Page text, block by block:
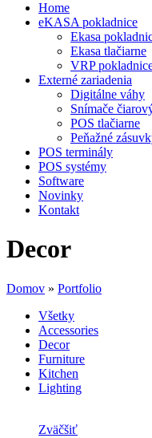
Home
eKASA pokladnice
Ekasa
Ekasa tlačiarne
VRP
Externé zariadenia
Digitálne váhy
Snímače
POS tlačiarne
Peňažné
POS terminály
POS systémy
Software
Novinky
Kontakt
Decor
Domov » Portfolio
Všetky
Accessories
Decor
Furniture
Kitchen
Lighting
Zväčšiť